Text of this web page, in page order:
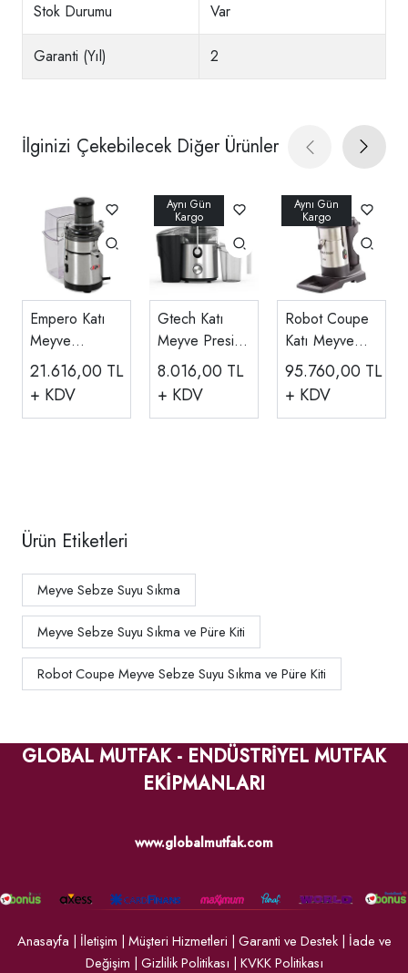
Stok Durumu Var
Garanti (Yıl) 2
İlginizi Çekebilecek Diğer Ürünler
Empero Katı
Meyve
Makinesi,
JP.KM.01
21.616,00 TL
+ KDV
Gtech Katı
Meyve Presi
EJ02CS
8.016,00 TL
+ KDV
Robot Coupe
Katı Meyve
Sıkacağı 1000
W J 100
95.760,00 TL
+ KDV
Ürün Etiketleri
Meyve Sebze Suyu Sıkma
Meyve Sebze Suyu Sıkma ve Püre Kiti
Robot Coupe Meyve Sebze Suyu Sıkma ve Püre Kiti
GLOBAL MUTFAK - ENDÜSTRİYEL MUTFAK
EKİPMANLARI
www.globalmutfak.com
Anasayfa | İletişim | Müşteri Hizmetleri | Garanti ve Destek| İade ve
Değişim | Gizlilik Politikası | KVKK Politikası